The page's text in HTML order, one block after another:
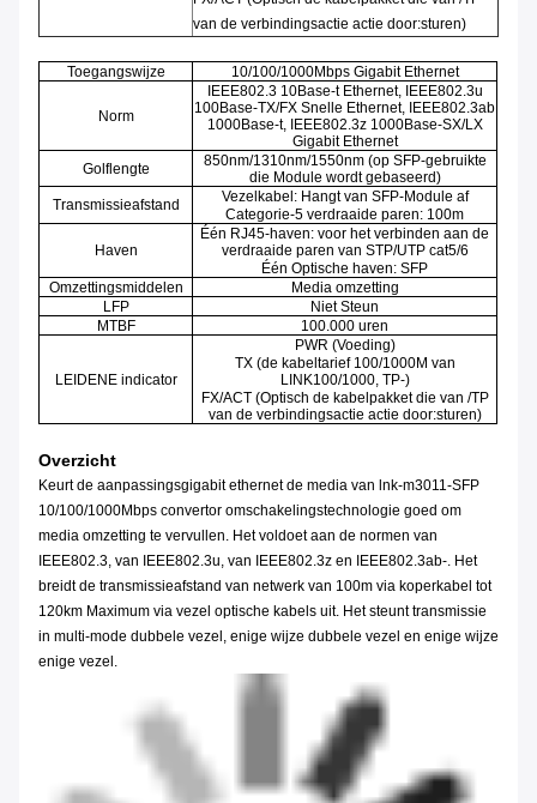
van de verbindingsactie actie door:sturen)
Toegangswijze 10/100/1000Mbps Gigabit Ethernet
Norm
IEEE802.3 10Base-t Ethernet, IEEE802.3u
100Base-TX/FX Snelle Ethernet, IEEE802.3ab
1000Base-t, IEEE802.3z 1000Base-SX/LX
Gigabit Ethernet
Golflengte
850nm/1310nm/1550nm (op SFP-gebruikte
die Module wordt gebaseerd)
Transmissieafstand
Vezelkabel: Hangt van SFP-Module af
Categorie-5 verdraaide paren: 100m
Haven
Één RJ45-haven: voor het verbinden aan de
verdraaide paren van STP/UTP cat5/6
Één Optische haven: SFP
Omzettingsmiddelen
Media omzetting
LFP
Niet Steun
MTBF
100.000 uren
LEIDENE indicator
PWR (Voeding)
TX (de kabeltarief 100/1000M van
LINK100/1000, TP-)
FX/ACT (Optisch de kabelpakket die van /TP
van de verbindingsactie actie door:sturen)
Overzicht
Keurt de aanpassingsgigabit ethernet de media van lnk-m3011-SFP
10/100/1000Mbps convertor omschakelingstechnologie goed om
media omzetting te vervullen. Het voldoet aan de normen van
IEEE802.3, van IEEE802.3u, van IEEE802.3z en IEEE802.3ab-. Het
breidt de transmissieafstand van netwerk van 100m via koperkabel tot
120km Maximum via vezel optische kabels uit. Het steunt transmissie
in multi-mode dubbele vezel, enige wijze dubbele vezel en enige wijze
enige vezel.